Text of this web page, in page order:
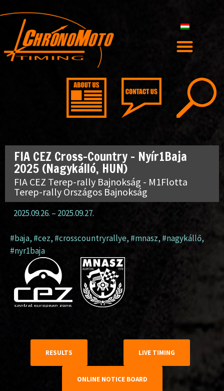
FIA CEZ Cross-Country – Nyír1Baja
2025 (Nagykálló, HUN)
FIA CEZ Terep-rally Bajnokság - M1Flotta
Terep-rally Országos Bajnokság
2025.09.26. – 2025.09.27.
#baja, #cez, #crosscountryrallye, #mnasz,#nagykállő,
#nyr1baja
RESULTS LIVE TIMING
ONLINE NOTICE BOARD